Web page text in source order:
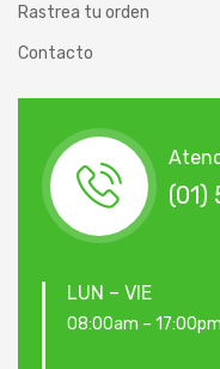
Rastrea tu orden
Contacto
(01)
LUN – VIE
08:00am – 17:00pm